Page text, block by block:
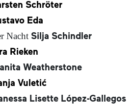
Schröter
Eda
Nacht Silja Schindler
Rieken
Weatherstone
Vuletić
Lisette López-Gallegos